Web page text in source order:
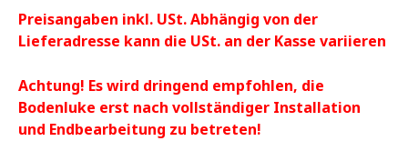
Preisangaben inkl. USt. Abhängig von der
Lieferadresse kann die USt. an der Kasse variieren
Achtung! Es wird dringend empfohlen, die
Bodenluke erst nach vollständiger Installation
und Endbearbeitung zu betreten!